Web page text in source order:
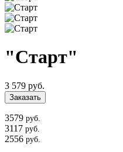
"Старт"
3 579 руб.
Заказать
3579 руб.
3117 руб.
2556 руб.